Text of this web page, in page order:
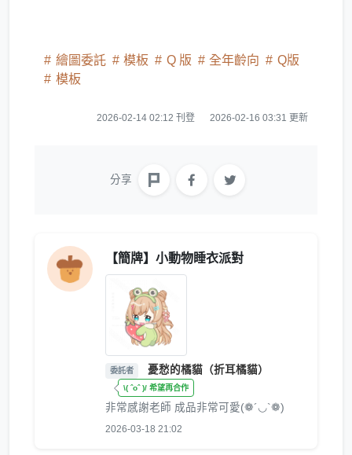
繪圖委託 模板 Q 版 全年齡向
Q版
模板
2026-02-14 02:12 刊登 2026-02-16 03:31 更新
分享
【簡牌】小動物睡衣派對
委託者 憂愁的橘貓（折耳橘貓）
\( ˆoˆ )/ 希望再合作
非常感謝老師 成品非常可愛(❁´◡`❁)
2026-03-18 21:02